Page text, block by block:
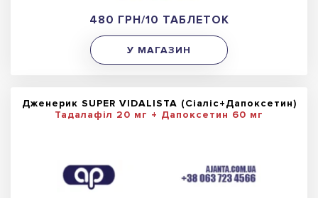
480 ГРН/10 ТАБЛЕТОК
У МАГАЗИН
Дженерик SUPER VIDALISTA (Сіаліс+Дапоксетин)
Тадалафіл 20 мг + Дапоксетин 60 мг